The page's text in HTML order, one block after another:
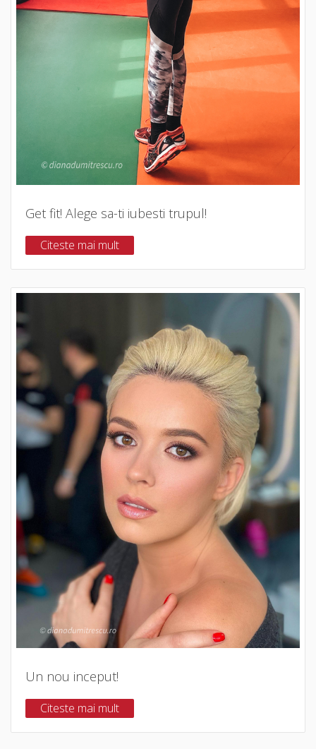
Get fit! Alege sa-ti iubesti trupul!
Citeste mai mult
Un nou inceput!
Citeste mai mult